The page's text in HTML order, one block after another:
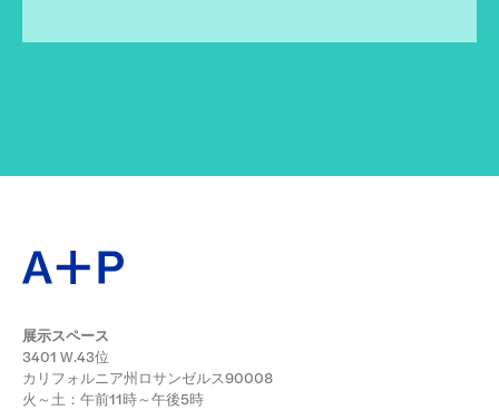
展示スペース
3401 W.43位
カリフォルニア州ロサンゼルス90008
火～土：午前11時～午後5時